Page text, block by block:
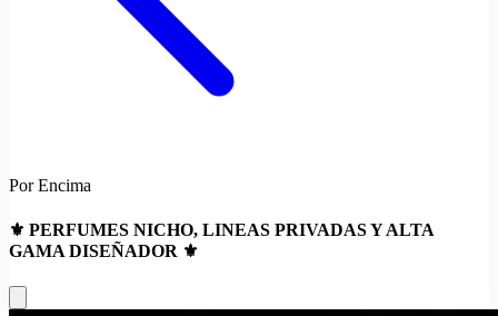
Por Encima
⚜️ PERFUMES NICHO, LINEAS PRIVADAS Y ALTA
GAMA DISEÑADOR ⚜️